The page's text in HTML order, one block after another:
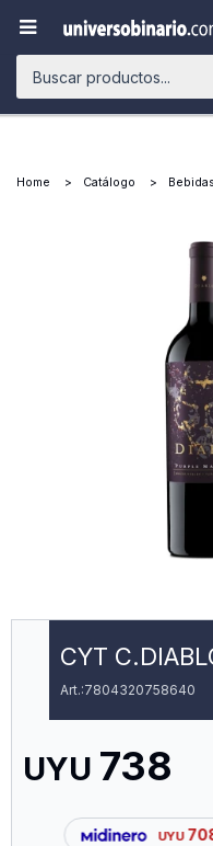

Home Catálogo Bebidas
CYT
7804320758640
UYU 738
UYU